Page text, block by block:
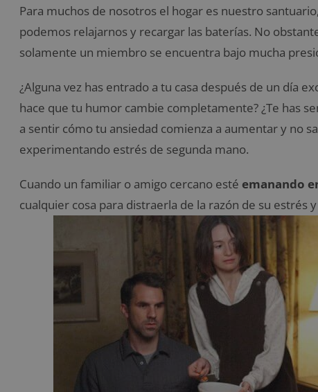
Para muchos de nosotros el hogar es nuestro
podemos relajarnos y recargar las baterías. No
solamente un miembro se encuentra bajo mucha
¿Alguna vez has entrado a tu casa después de un día
hace que tu humor cambie completamente? ¿Te has
a sentir cómo tu ansiedad comienza a aumentar y no
experimentando estrés de segunda mano.
Cuando un familiar o amigo cercano esté emanando
cualquier cosa para distraerla de la razón de su estrés